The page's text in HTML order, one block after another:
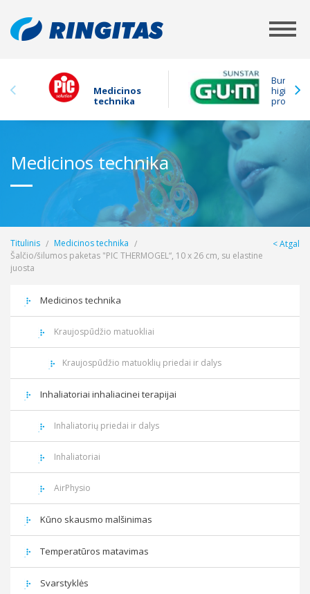
Medicinos
technika
Burnos
higienos
Medicinos technika
Atgal
Titulinis
Medicinos technika
Šalčio/šilumos paketas "PIC THERMOGEL“, 10 x 26 cm, su elastine
juosta
Medicinos technika
Kraujospūdžio matuokliai
Kraujospūdžio matuoklių priedai ir dalys
Inhaliatoriai inhaliacinei terapijai
Inhaliatorių priedai ir dalys
Inhaliatoriai
AirPhysio
Kūno skausmo malšinimas
Temperatūros matavimas
Svarstyklės